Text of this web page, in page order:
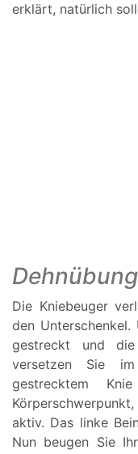
erklärt, natürlich
Die Kniebeuger
den
gestreckt und
versetzen Sie
gestrecktem
aktiv. Das linke
Nun beugen Sie